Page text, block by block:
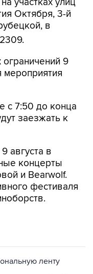
Октября, 3-й
в
ограничений 9
мероприятия
с 7:50 до конца
заезжать к
августа в
концерты
и Bearwolf.
фестиваля
ленту